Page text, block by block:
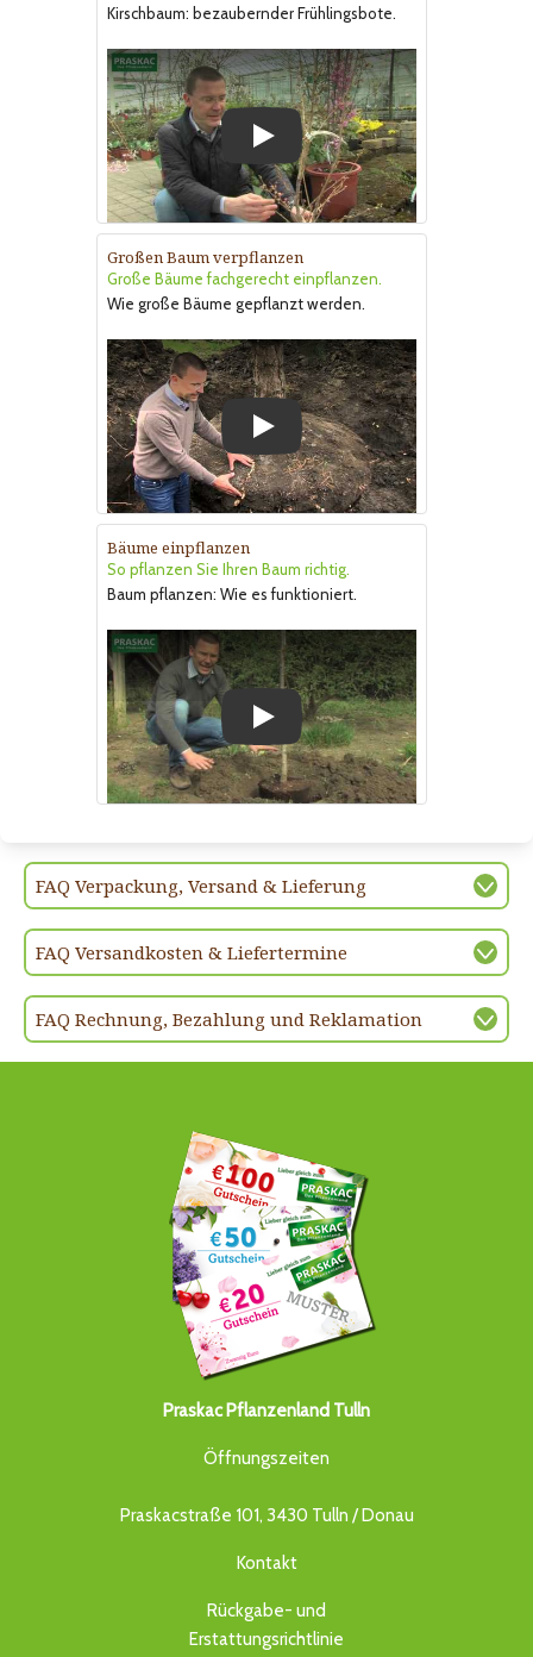
Kirschbaum: bezaubernder Frühlingsbote.
Play
Großen Baum verpflanzen
Große Bäume fachgerecht einpflanzen.
Wie große Bäume gepflanzt werden.
Play
Bäume einpflanzen
So pflanzen Sie Ihren Baum richtig.
Baum pflanzen: Wie es funktioniert.
Play
FAQ Verpackung, Versand & Lieferung
FAQ Versandkosten & Liefertermine
FAQ Rechnung, Bezahlung und Reklamation
Praskac Pflanzenland Tulln
Öffnungszeiten
Praskacstraße 101, 3430 Tulln / Donau
Kontakt
Rückgabe- und
Erstattungsrichtlinie